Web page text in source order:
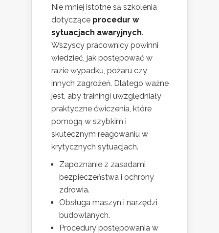
Nie mniej istotne są szkolenia
dotyczące procedur w
sytuacjach awaryjnych.
Wszyscy pracownicy powinni
wiedzieć, jak postępować w
razie wypadku, pożaru czy
innych zagrożeń. Dlatego ważne
jest, aby trainingi uwzględniały
praktyczne ćwiczenia, które
pomogą w szybkim i
skutecznym reagowaniu w
krytycznych sytuacjach.
Zapoznanie z zasadami
bezpieczeństwa i ochrony
zdrowia.
Obsługa maszyn i narzędzi
budowlanych.
Procedury postępowania w